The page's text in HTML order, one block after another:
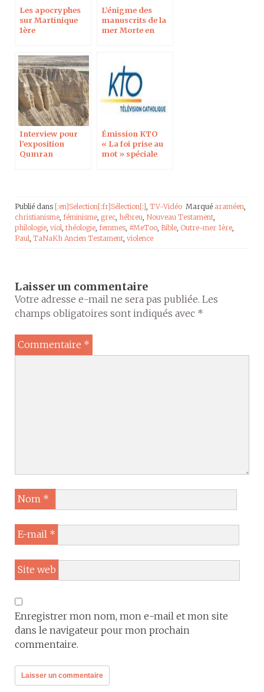
Les apocryphes
sur Martinique
1ère
L’énigme des
manuscrits de la
mer Morte en
Interview pour
l’exposition
Qumran
Émission KTO
« La foi prise au
mot » spéciale
Publié dans [:en]Selection[:fr]Sélection[:], TV-Vidéo Marqué araméen,
christianisme, féminisme, grec, hébreu, Nouveau Testament,
philologie, viol, théologie, femmes, #MeToo, Bible, Outre-mer 1ère,
Paul, TaNaKh Ancien Testament, violence
Laisser un commentaire
Votre adresse e-mail ne sera pas publiée. Les
champs obligatoires sont indiqués avec *
Commentaire *
Nom *
E-mail *
Site web
Enregistrer mon nom, mon e-mail et mon site
dans le navigateur pour mon prochain
commentaire.